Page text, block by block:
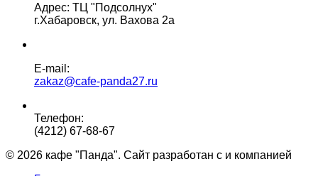
Адрес: ТЦ "Подсолнух"
г.Хабаровск, ул. Вахова 2а
E-mail:
zakaz@cafe-panda27.ru
Телефон:
(4212) 67-68-67
© 2026 кафе "Панда". Сайт разработан с и компанией